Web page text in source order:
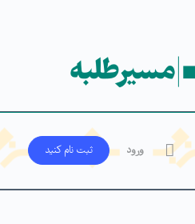
ورود ثبت‌ نام کنید